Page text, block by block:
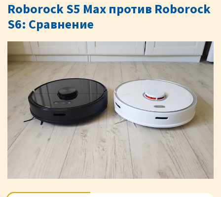
Roborock S5 Max против Roborock
S6: Сравнение